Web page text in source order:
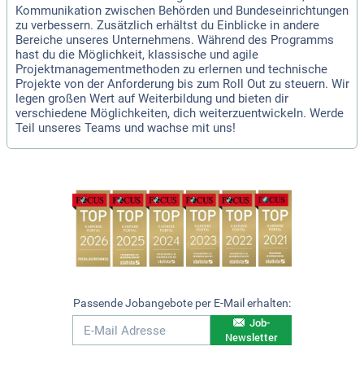
Kommunikation zwischen Behörden und Bundeseinrichtungen
zu verbessern. Zusätzlich erhältst du Einblicke in andere
Bereiche unseres Unternehmens. Während des Programms
hast du die Möglichkeit, klassische und agile
Projektmanagementmethoden zu erlernen und technische
Projekte von der Anforderung bis zum Roll Out zu steuern. Wir
legen großen Wert auf Weiterbildung und bieten dir
verschiedene Möglichkeiten, dich weiterzuentwickeln. Werde
Teil unseres Teams und wachse mit uns!
Passende Jobangebote per E-Mail erhalten:
Job-
Newsletter